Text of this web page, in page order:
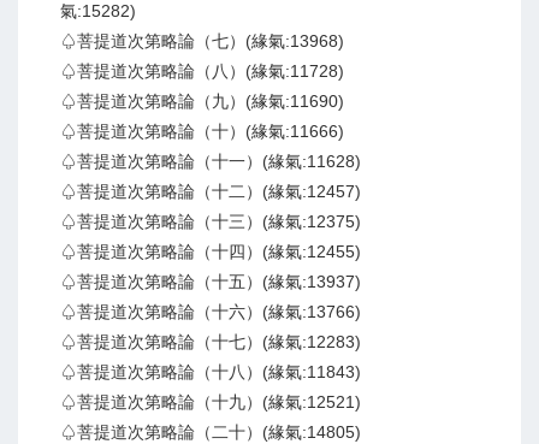
氣:15282)
♤菩提道次第略論（七）(緣氣:13968)
♤菩提道次第略論（八）(緣氣:11728)
♤菩提道次第略論（九）(緣氣:11690)
♤菩提道次第略論（十）(緣氣:11666)
♤菩提道次第略論（十一）(緣氣:11628)
♤菩提道次第略論（十二）(緣氣:12457)
♤菩提道次第略論（十三）(緣氣:12375)
♤菩提道次第略論（十四）(緣氣:12455)
♤菩提道次第略論（十五）(緣氣:13937)
♤菩提道次第略論（十六）(緣氣:13766)
♤菩提道次第略論（十七）(緣氣:12283)
♤菩提道次第略論（十八）(緣氣:11843)
♤菩提道次第略論（十九）(緣氣:12521)
♤菩提道次第略論（二十）(緣氣:14805)